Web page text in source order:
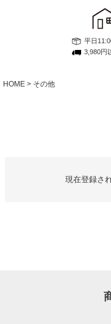
平日
3,980円
HOME その他
現在登録さ